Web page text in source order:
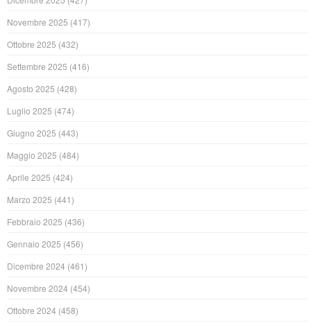
Novembre 2025 (417)
Ottobre 2025 (432)
Settembre 2025 (416)
Agosto 2025 (428)
Luglio 2025 (474)
Giugno 2025 (443)
Maggio 2025 (484)
Aprile 2025 (424)
Marzo 2025 (441)
Febbraio 2025 (436)
Gennaio 2025 (456)
Dicembre 2024 (461)
Novembre 2024 (454)
Ottobre 2024 (458)